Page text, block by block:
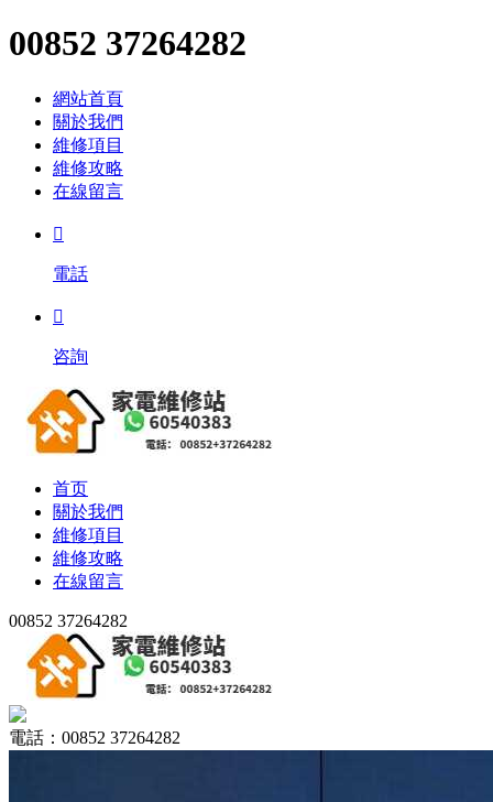
00852 37264282
網站首頁
關於我們
維修項目
維修攻略
在線留言

電話

咨詢
首页
關於我們
維修項目
維修攻略
在線留言
00852 37264282
電話：00852 37264282